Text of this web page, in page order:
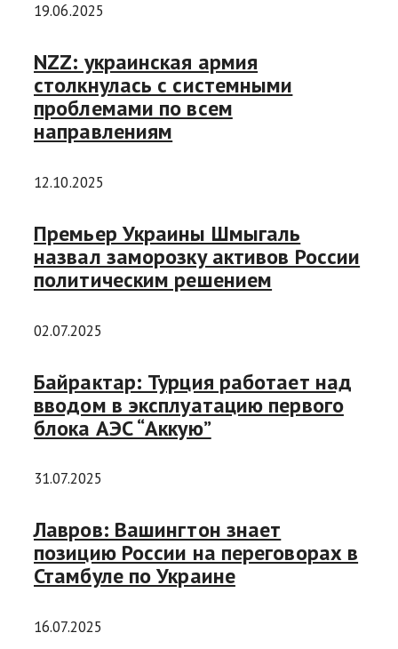
19.06.2025
NZZ: украинская армия
столкнулась с системными
проблемами по всем
направлениям
12.10.2025
Премьер Украины Шмыгаль
назвал заморозку активов России
политическим решением
02.07.2025
Байрактар: Турция работает над
вводом в эксплуатацию первого
блока АЭС “Аккую”
31.07.2025
Лавров: Вашингтон знает
позицию России на переговорах в
Стамбуле по Украине
16.07.2025